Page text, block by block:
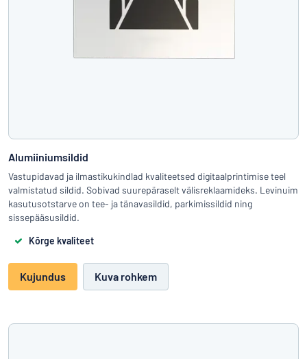
Alumiiniumsildid
Vastupidavad ja ilmastikukindlad kvaliteetsed digitaalprintimise teel
valmistatud sildid. Sobivad suurepäraselt välisreklaamideks. Levinuim
kasutusotstarve on tee- ja tänavasildid, parkimissildid ning
sissepääsusildid.
Kõrge kvaliteet
Kujundus Kuva rohkem